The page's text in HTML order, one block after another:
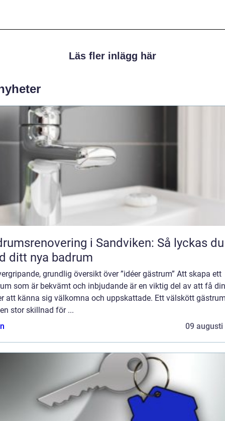
Läs fler inlägg här
i Sandviken: Så lyckas du
ditt nya badrum
grundlig översikt över ”idéer gästrum” Att skapa ett
som är bekvämt och inbjudande är en viktig del av att få
att känna sig välkomna och uppskattade. Ett välskött
stor skillnad för ...
09 augusti